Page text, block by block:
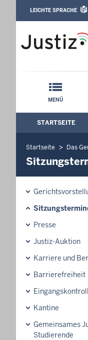
Landgericht
Leichte
LEICHTE SPRACHE
MENÜ
Hauptmenü:
STARTSEITE
Startseite Das
Presse
Justiz-Auktion
Karriere und
Barrierefreiheit
Kantine
Gemeinsames
Studierende